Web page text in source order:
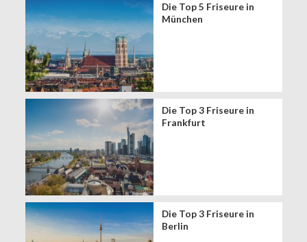
Die Top 5 Friseure in
München
Die Top 3 Friseure in
Frankfurt
Die Top 3 Friseure in
Berlin